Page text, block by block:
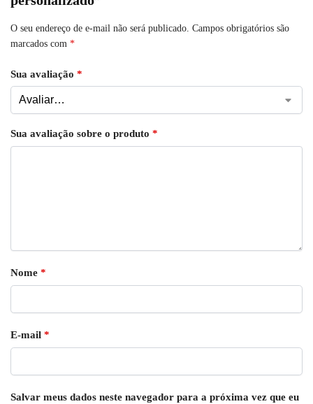
O seu endereço de e-mail não será publicado. Campos obrigatórios são
marcados com *
Sua avaliação *
Sua avaliação sobre o produto *
Nome *
E-mail *
Salvar meus dados neste navegador para a próxima vez que eu